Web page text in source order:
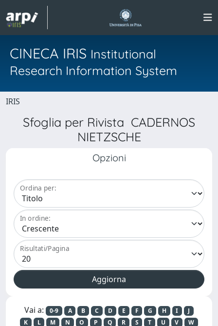
CINECA IRIS Institutional
Research Information System
IRIS
Sfoglia per Rivista CADERNOS
NIETZSCHE
Opzioni
Ordina per:
In ordine:
Risultati/Pagina
Vai a: 0-9 A B C D E F G H I
J
K
L M N O P Q R S T U V
W